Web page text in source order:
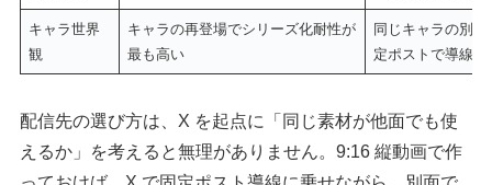
キャラ世界
観
キャラの再登場でシリーズ化耐性が
最も高い
同じキャラの別
定ポストで導線化
配信先の選び方は、X を起点に「同じ素材が他面でも使
えるか」を考えると無理がありません。9:16 縦動画で作